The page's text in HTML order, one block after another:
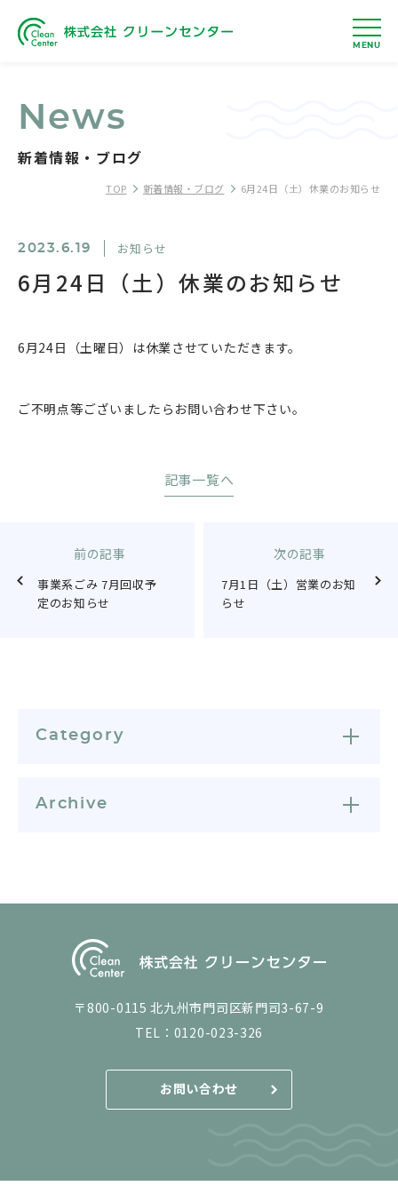
MENU
News
新着情報・ブログ
TOP 新着情報・ブログ 6月24日（土）休業のお知らせ
6月24日（土）休業のお知らせ
2023.6.19 お知らせ
6月24日（土曜日）は休業させていただきます。
ご不明点等ございましたらお問い合わせ下さい。
Category
Archive
前の記事
事業系ごみ 7月回収予
定のお知らせ
記事一覧へ
次の記事
7月1日（土）営業のお知
らせ
〒800-0115 北九州市門司区新門司3-67-9
TEL： 0120-023-326
お問い合わせ